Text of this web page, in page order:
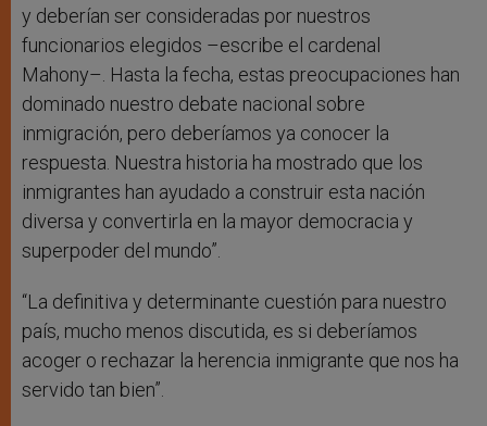
y deberían ser consideradas por nuestros
funcionarios elegidos –escribe el cardenal
Mahony–. Hasta la fecha, estas preocupaciones han
dominado nuestro debate nacional sobre
inmigración, pero deberíamos ya conocer la
respuesta. Nuestra historia ha mostrado que los
inmigrantes han ayudado a construir esta nación
diversa y convertirla en la mayor democracia y
superpoder del mundo”.
“La definitiva y determinante cuestión para nuestro
país, mucho menos discutida, es si deberíamos
acoger o rechazar la herencia inmigrante que nos ha
servido tan bien”.